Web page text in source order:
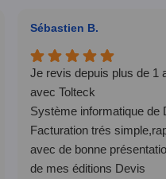
Sébastien B.
Je revis depuis plus de 1
avec Tolteck
Système informatique de
Facturation trés
avec de bonne
de mes éditions Devis